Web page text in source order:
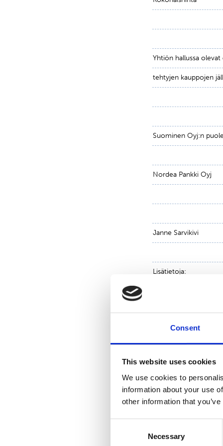
Consent
This website uses cookies
We use cookies to
information about your use
other information that
Necessary
Yhtiön hallussa
tehtyjen kauppojen
Suominen Oyj:n
Nordea Pankki Oyj
Janne Sarvikivi
Lisätietoja: